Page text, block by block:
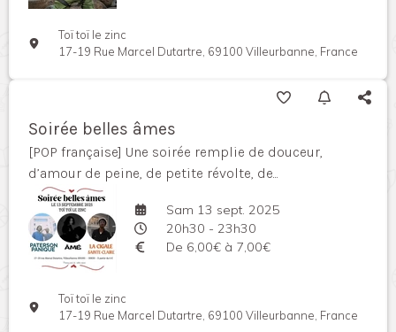
Toï toï le zinc
17-19 Rue Marcel Dutartre, 69100 Villeurbanne, France
Soirée belles âmes
[POP française] Une soirée remplie de douceur,
d’amour de peine, de petite révolte, de...
Sam 13 sept. 2025
20h30 - 23h30
De 6,00€ à 7,00€
Toï toï le zinc
17-19 Rue Marcel Dutartre, 69100 Villeurbanne, France